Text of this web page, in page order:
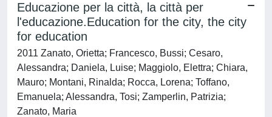
Educazione per la città, la città per
l'educazione.Education for the city, the city
for education
2011 Zanato, Orietta; Francesco, Bussi; Cesaro,
Alessandra; Daniela, Luise; Maggiolo, Elettra; Chiara,
Mauro; Montani, Rinalda; Rocca, Lorena; Toffano,
Emanuela; Alessandra, Tosi; Zamperlin, Patrizia;
Zanato, Maria